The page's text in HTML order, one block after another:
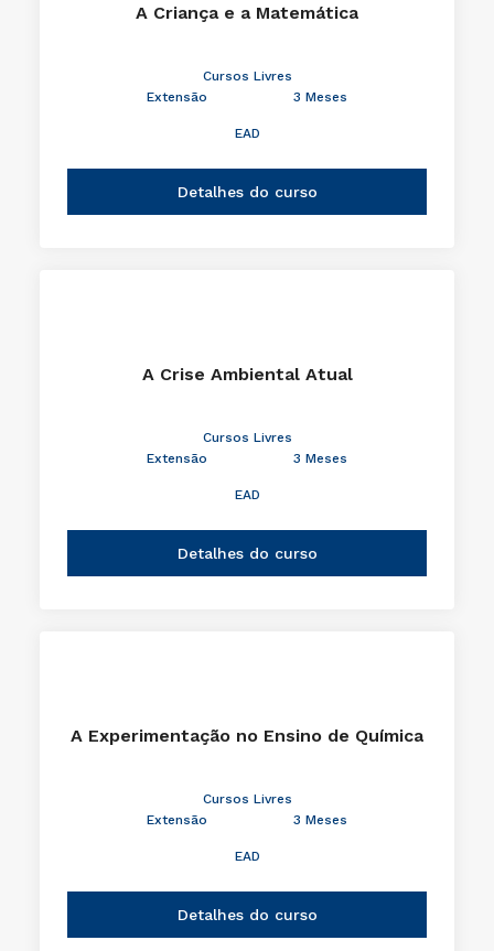
A Criança e a Matemática
Cursos Livres
Extensão
3 Meses
EAD
Detalhes do curso
A Crise Ambiental Atual
Cursos Livres
Extensão
3 Meses
EAD
Detalhes do curso
A Experimentação no Ensino de Química
Cursos Livres
Extensão
3 Meses
EAD
Detalhes do curso